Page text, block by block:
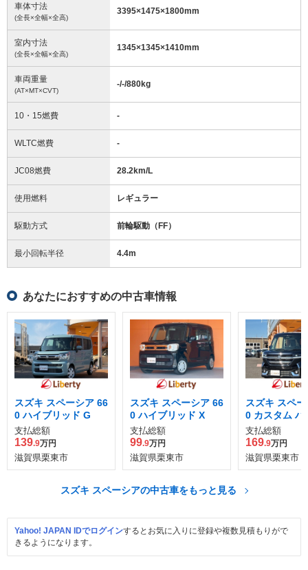
車体寸法
(全長×全幅×全高)
3395×1475×1800mm
室内寸法
(全長×全幅×全高)
1345×1345×1410mm
車両重量
(AT×MT×CVT)
-/-/880kg
10・15燃費 -
WLTC燃費 -
JC08燃費 28.2km/L
使用燃料 レギュラー
駆動方式 前輪駆動（FF）
最小回転半径 4.4m
あなたにおすすめの中古車情報
スズキ スペーシア 66
0 ハイブリッド G
支払総額
139.9万円
滋賀県栗東市
スズキ スペーシア 66
0 ハイブリッド X
支払総額
99.9万円
滋賀県栗東市
スズキ スペ
0 カスタム ハ
ッド GS
支払総額
169.9万円
滋賀県栗東市
スズキ スペーシアの中古車をもっと見る
Yahoo! JAPAN IDでログインするとお気に入りに登録や複数見積もりがで
きるようになります。